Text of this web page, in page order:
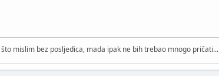
mislim bez posljedica, mada ipak ne bih trebao mnogo pričati...